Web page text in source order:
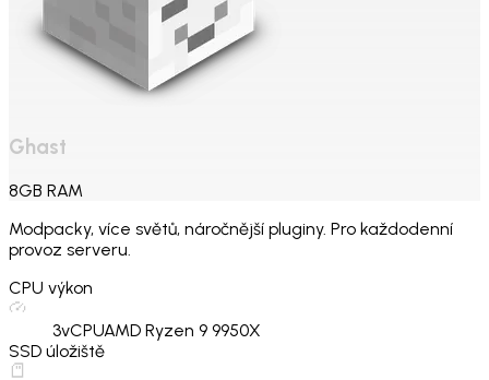
Ghast
8GB RAM
Modpacky, více světů, náročnější pluginy. Pro každodenní
provoz serveru.
CPU výkon
3vCPUAMD Ryzen 9 9950X
SSD úložiště